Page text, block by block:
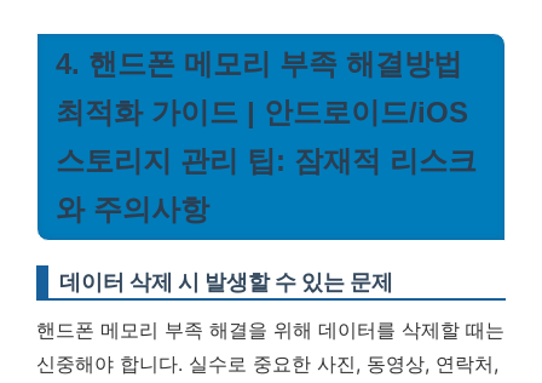
4. 핸드폰 메모리 부족 해결방법
최적화 가이드 | 안드로이드/iOS
스토리지 관리 팁: 잠재적 리스크
와 주의사항
데이터 삭제 시 발생할 수 있는 문제
핸드폰 메모리 부족 해결을 위해 데이터를 삭제할 때는
신중해야 합니다. 실수로 중요한 사진, 동영상, 연락처,